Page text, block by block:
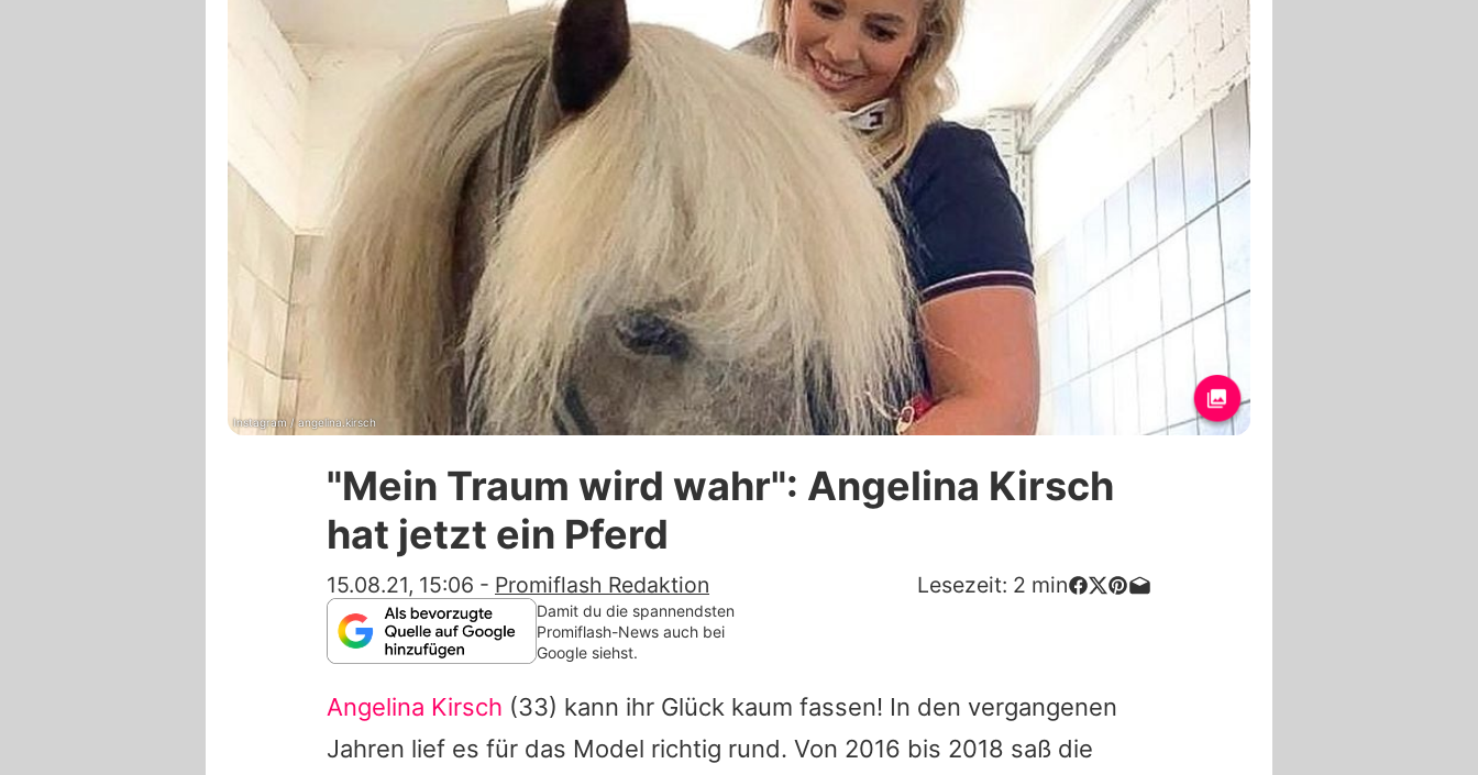
Familie & Liebe
Promiflash Exklusiv
Alle Themen auf Promiflash
App runterladen
Team
Redaktionelle Richtlinien
Impressum
Datenschutzerklärung
Nutzungsbedingungen
Instagram / angelina.kirsch
"Mein Traum wird wahr": Angelina Kirsch
hat jetzt ein Pferd
15.08.21, 15:06 - Promiflash Redaktion Lesezeit: 2 min
Damit du die spannendsten
Promiflash-News auch bei
Google siehst.
Angelina Kirsch (33) kann ihr Glück kaum fassen! In den vergangenen
Jahren lief es für das Model richtig rund. Von 2016 bis 2018 saß die